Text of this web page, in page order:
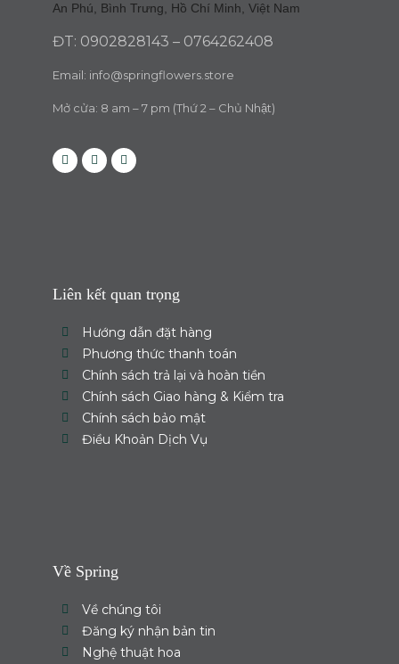
An Phú, Bình Trưng, Hồ Chí Minh, Việt Nam
ĐT: 0902828143 – 0764262408
Email: info@springflowers.store
Mở cửa: 8 am – 7 pm (Thứ 2 – Chủ Nhật)
Facebook
Instagram
Tiktok
Liên kết quan trọng
Hướng dẫn đặt hàng
Phương thức thanh toán
Chính sách trả lại và hoàn tiền
Chính sách Giao hàng & Kiểm tra
Chính sách bảo mật
Điều Khoản Dịch Vụ
Về Spring
Về chúng tôi
Đăng ký nhận bản tin
Nghệ thuật hoa